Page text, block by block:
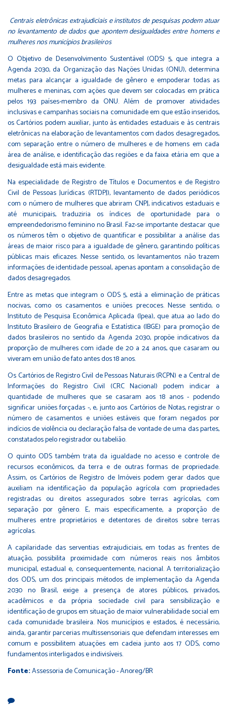
Centrais eletrônicas extrajudiciais e institutos de pesquisas podem atuar
no levantamento de dados que apontem desigualdades entre homens e
mulheres nos municípios brasileiros
O Objetivo de Desenvolvimento Sustentável (ODS) 5, que integra a
Agenda 2030, da Organização das Nações Unidas (ONU), determina
metas para alcançar a igualdade de gênero e empoderar todas as
mulheres e meninas, com ações que devem ser colocadas em prática
pelos 193 países-membro da ONU. Além de promover atividades
inclusivas e campanhas sociais na comunidade em que estão inseridos,
os Cartórios podem auxiliar, junto às entidades estaduais e às centrais
eletrônicas na elaboração de levantamentos com dados desagregados,
com separação entre o número de mulheres e de homens em cada
área de análise, e identificação das regiões e da faixa etária em que a
desigualdade está mais evidente.
Na especialidade de Registro de Títulos e Documentos e de Registro
Civil de Pessoas Jurídicas (RTDPJ), levantamento de dados periódicos
com o número de mulheres que abriram CNPJ, indicativos estaduais e
até municipais, traduziria os índices de oportunidade para o
empreendedorismo feminino no Brasil. Faz-se importante destacar que
os números têm o objetivo de quantificar e possibilitar a análise das
áreas de maior risco para a igualdade de gênero, garantindo políticas
públicas mais eficazes. Nesse sentido, os levantamentos não trazem
informações de identidade pessoal, apenas apontam a consolidação de
dados desagregados.
Entre as metas que integram o ODS 5, está a eliminação de práticas
nocivas, como os casamentos e uniões precoces. Nesse sentido, o
Instituto de Pesquisa Econômica Aplicada (Ipea), que atua ao lado do
Instituto Brasileiro de Geografia e Estatística (IBGE) para promoção de
dados brasileiros no sentido da Agenda 2030, propõe indicativos da
proporção de mulheres com idade de 20 a 24 anos, que casaram ou
viveram em união de fato antes dos 18 anos.
Os Cartórios de Registro Civil de Pessoas Naturais (RCPN) e a Central de
Informações do Registro Civil (CRC Nacional) podem indicar a
quantidade de mulheres que se casaram aos 18 anos - podendo
significar uniões forçadas -, e, junto aos Cartórios de Notas, registrar o
número de casamentos e uniões estáveis que foram negados por
indícios de violência ou declaração falsa de vontade de uma das partes,
constatados pelo registrador ou tabelião.
O quinto ODS também trata da igualdade no acesso e controle de
recursos econômicos, da terra e de outras formas de propriedade.
Assim, os Cartórios de Registro de Imóveis podem gerar dados que
auxiliam na identificação da população agrícola com propriedades
registradas ou direitos assegurados sobre terras agrícolas, com
separação por gênero. E, mais especificamente, a proporção de
mulheres entre proprietários e detentores de direitos sobre terras
agrícolas.
A capilaridade das serventias extrajudiciais, em todas as frentes de
atuação, possibilita proximidade com números reais nos âmbitos
municipal, estadual e, consequentemente, nacional. A territorialização
dos ODS, um dos principais métodos de implementação da Agenda
2030 no Brasil, exige a presença de atores públicos, privados,
acadêmicos e da própria sociedade civil para sensibilização e
identificação de grupos em situação de maior vulnerabilidade social em
cada comunidade brasileira. Nos municípios e estados, é necessário,
ainda, garantir parcerias multissensoriais que defendam interesses em
comum e possibilitem atuações em cadeia junto aos 17 ODS, como
fundamentos interligados e indivisíveis.
Fonte:Assessoria de Comunicação - Anoreg/BR